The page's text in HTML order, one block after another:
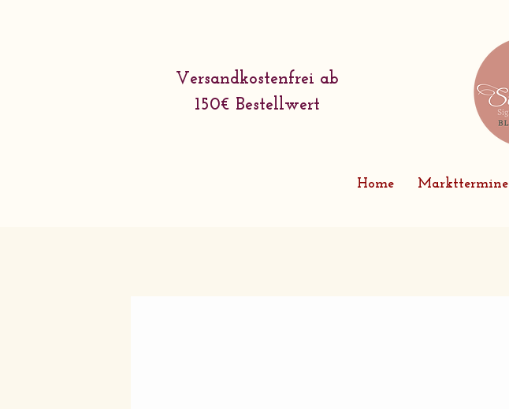
Home Markttermine
Versandkostenfrei ab
150€ Bestellwert